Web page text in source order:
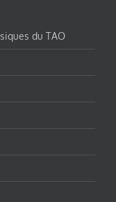
du TAO